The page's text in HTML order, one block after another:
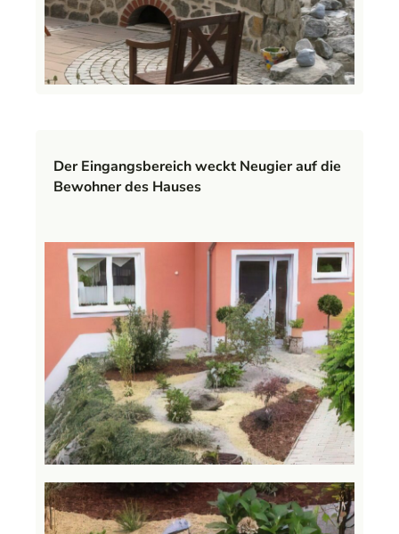
Der Eingangsbereich weckt Neugier auf die
Bewohner des Hauses